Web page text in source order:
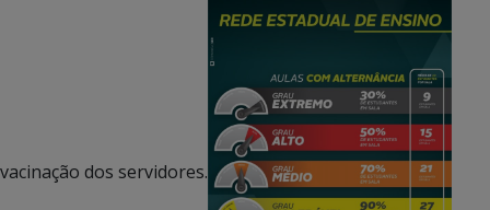
vacinação dos servidores.